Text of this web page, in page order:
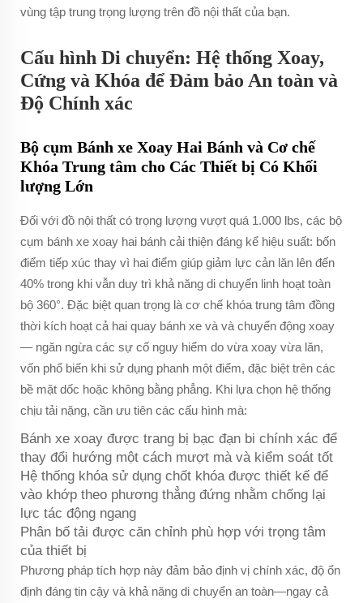
vùng tập trung trọng lượng trên đồ nội thất của bạn.
Cấu hình Di chuyển: Hệ thống Xoay,
Cứng và Khóa để Đảm bảo An toàn và
Độ Chính xác
Bộ cụm Bánh xe Xoay Hai Bánh và Cơ chế
Khóa Trung tâm cho Các Thiết bị Có Khối
lượng Lớn
Đối với đồ nội thất có trọng lượng vượt quá 1.000 lbs, các bộ
cụm bánh xe xoay hai bánh cải thiện đáng kể hiệu suất: bốn
điểm tiếp xúc thay vì hai điểm giúp giảm lực cản lăn lên đến
40% trong khi vẫn duy trì khả năng di chuyển linh hoạt toàn
bộ 360°. Đặc biệt quan trọng là cơ chế khóa trung tâm đồng
thời kích hoạt cả hai quay bánh xe và và chuyển động xoay
— ngăn ngừa các sự cố nguy hiểm do vừa xoay vừa lăn,
vốn phổ biến khi sử dụng phanh một điểm, đặc biệt trên các
bề mặt dốc hoặc không bằng phẳng. Khi lựa chọn hệ thống
chịu tải nặng, cần ưu tiên các cấu hình mà:
Bánh xe xoay được trang bị bạc đạn bi chính xác để
thay đổi hướng một cách mượt mà và kiểm soát tốt
Hệ thống khóa sử dụng chốt khóa được thiết kế để
vào khớp theo phương thẳng đứng nhằm chống lại
lực tác động ngang
Phân bố tải được căn chỉnh phù hợp với trọng tâm
của thiết bị
Phương pháp tích hợp này đảm bảo định vị chính xác, độ ổn
định đáng tin cậy và khả năng di chuyển an toàn—ngay cả